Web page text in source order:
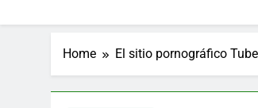
Home El sitio pornográfico